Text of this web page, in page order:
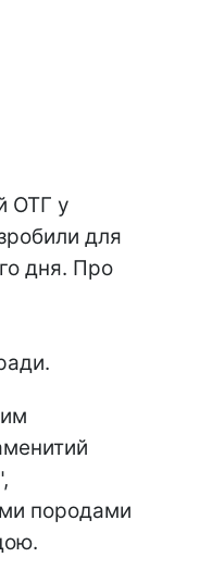
ОТГ у
для
дня. Про
породами